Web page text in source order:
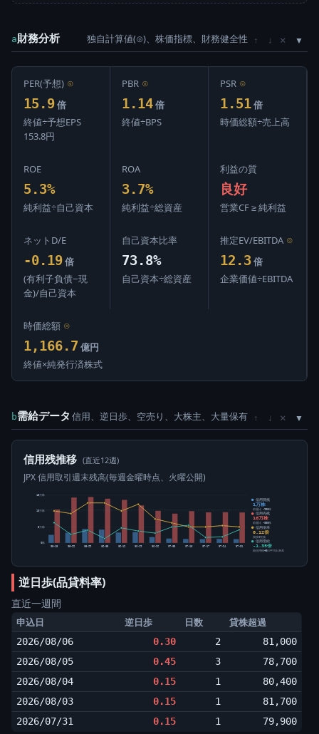
a財務分析 独自計算値(⊙)、株価指標、財務健全性 ↑ ↓ ×
PER(予想) ⊙
15.9 倍
終値÷予想EPS
153.8円
PBR ⊙
1.14 倍
終値÷BPS
PSR ⊙
1.51 倍
時価総額÷売上高
ROE
5.3%
純利益÷自己資本
ROA
3.7%
純利益÷総資産
利益の質
良好
営業CF ≥ 純利益
ネットD/E
-0.19 倍
(有利子負債−現
金)/自己資本
自己資本比率
73.8%
自己資本÷総資産
推定EV/EBITDA ⊙
12.3 倍
企業価値÷EBITDA
時価総額 ⊙
1,166.7 億円
終値×純発行済株式
b需給データ 信用、逆日歩、空売り、大株主、大量保有 ↑ ↓ ×
信用残推移 (直近12週)
JPX 信用取引週末残高(毎週金曜時点、火曜公開)
0株
5万株
10万株
15万株
05-15 05-22 05-29 06-05 06-12 06-19 06-26 07-03 07-10 07-17 07-24 07-31
信用買残
1万株
前週比 -900株
信用売残
10万株
前週比 -800株
信用倍率
0.12倍
買残÷売残
信用需給
-1.35倍
純信用残÷5日平均出来高
逆日歩(品貸料率)
直近一週間
申込日 逆日歩 日数 貸株超過
2026/08/06 0.30 2
81,000
2026/08/05
0.45 3
78,700
2026/08/04
0.15 1
80,400
2026/08/03
0.15 1
81,700
2026/07/31
0.15 1 79,900